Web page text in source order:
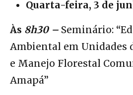
Quarta-feira, 3 de
Às 8h30 – Seminário:
Ambiental em Unidades
e Manejo Florestal
Amapá”